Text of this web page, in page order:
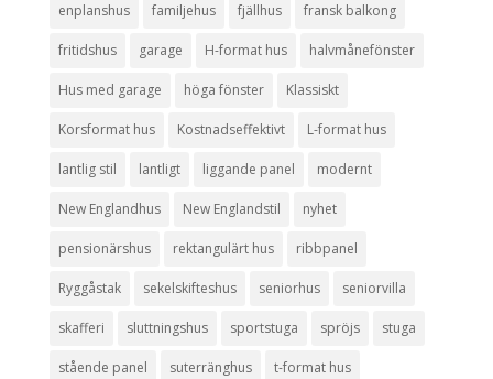
enplanshus familjehus fjällhus fransk balkong
fritidshus garage H-format hus halvmånefönster
Hus med garage höga fönster Klassiskt
Korsformat hus Kostnadseffektivt L-format hus
lantlig stil lantligt liggande panel modernt
New Englandhus New Englandstil nyhet
pensionärshus rektangulärt hus ribbpanel
Ryggåstak sekelskifteshus seniorhus seniorvilla
skafferi sluttningshus sportstuga spröjs stuga
stående panel suterränghus t-format hus